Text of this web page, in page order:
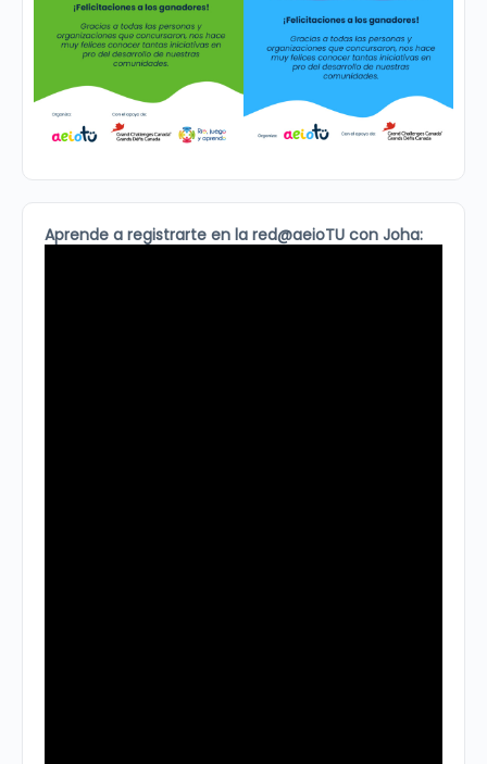
Aprende a registrarte en la red@aeioTU con Joha: